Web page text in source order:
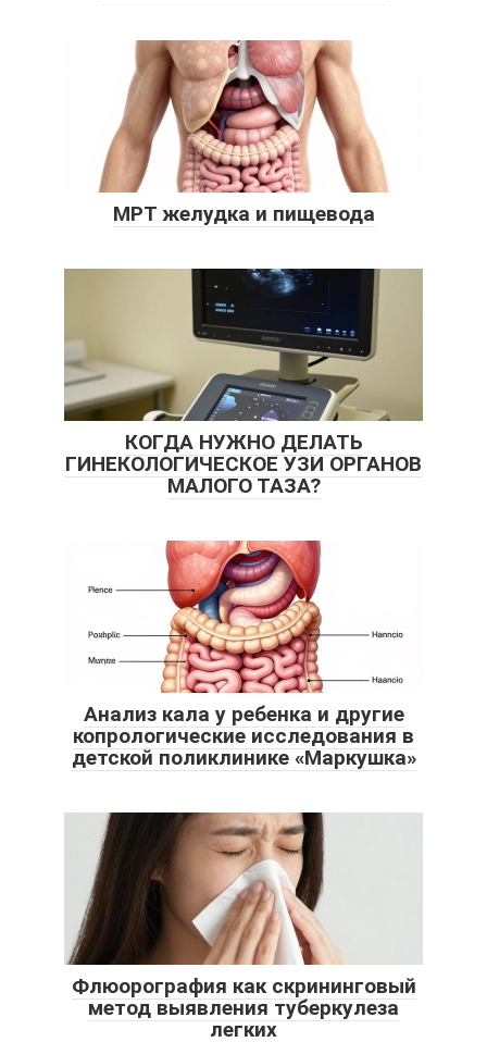
МРТ желудка и пищевода
КОГДА НУЖНО ДЕЛАТЬ
ГИНЕКОЛОГИЧЕСКОЕ УЗИ ОРГАНОВ
МАЛОГО ТАЗА?
Анализ кала у ребенка и другие
копрологические исследования в
детской поликлинике «Маркушка»
Флюорография как скрининговый
метод выявления туберкулеза
легких